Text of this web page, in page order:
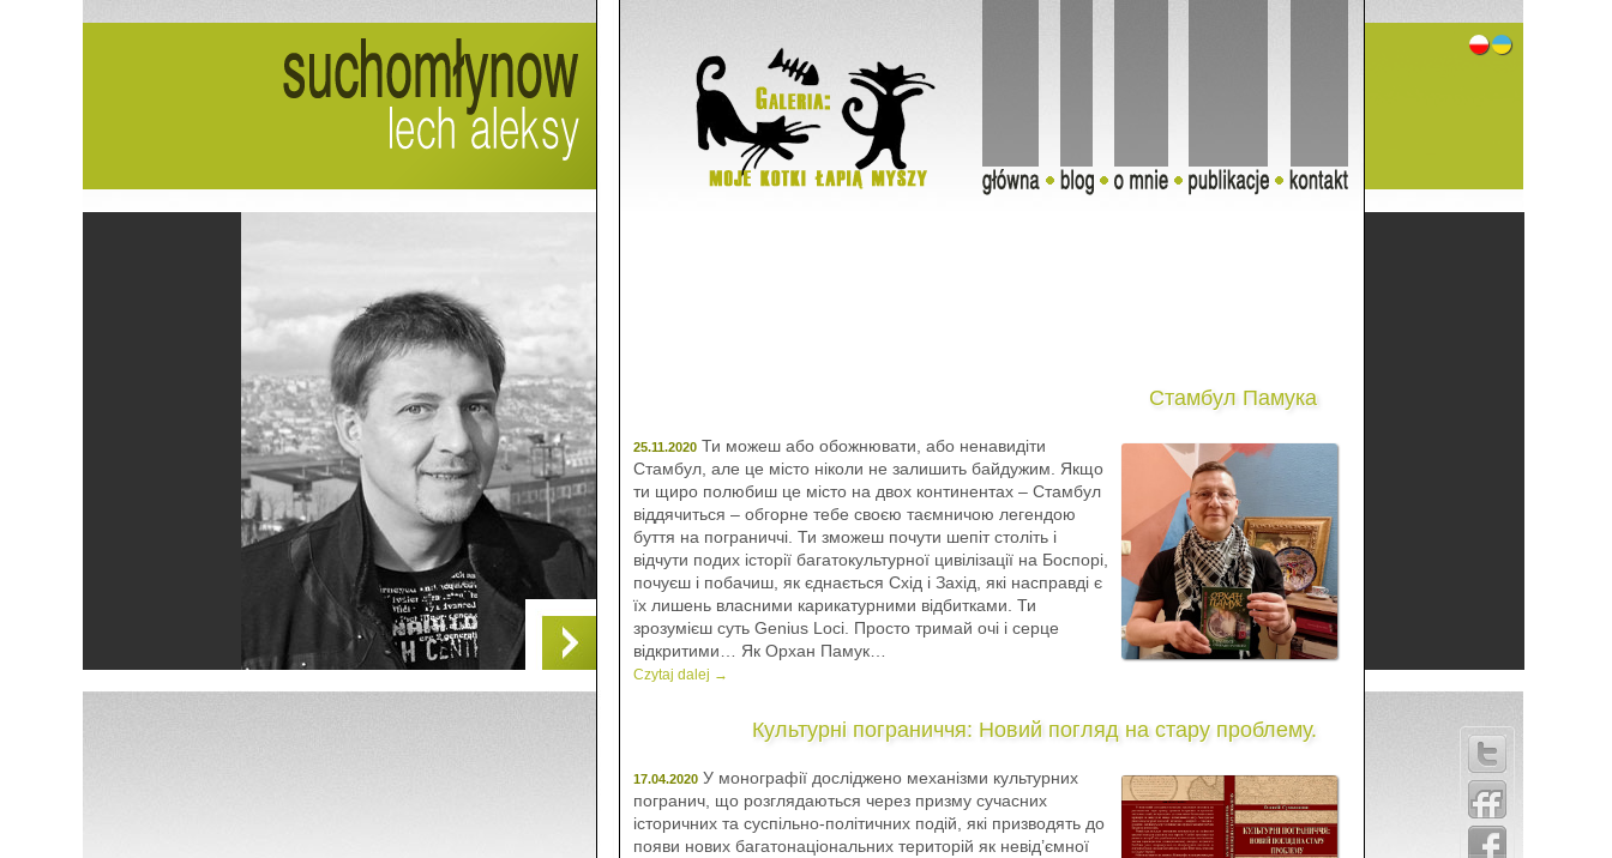
Стамбул Памука
25.11.2020 Ти можеш або обожнювати, або ненавидіти
Стамбул, але це місто ніколи не залишить байдужим. Якщо
ти щиро полюбиш це місто на двох континентах – Стамбул
віддячиться – обгорне тебе своєю таємничою легендою
буття на пограниччі. Ти зможеш почути шепіт століть і
відчути подих історії багатокультурної цивілізації на Боспорі,
почуєш і побачиш, як єднається Схід і Захід, які насправді є
їх лишень власними карикатурними відбитками. Ти
зрозумієш суть Genius Loci. Просто тримай очі і серце
відкритими… Як Орхан Памук…
Czytaj dalej →
Культурні пограниччя: Новий погляд на стару проблему.
17.04.2020 У монографії досліджено механізми культурних
погранич, що розглядаються через призму сучасних
історичних та суспільно-політичних подій, які призводять до
появи нових багатонаціональних територій як невід’ємної